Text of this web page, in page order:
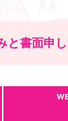
と書面申